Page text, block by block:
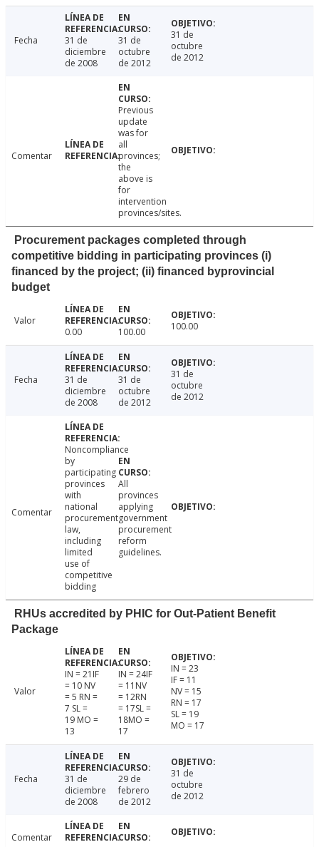
Fecha
31 de
diciembre
de 2008
31 de
octubre
de 2012
31 de
octubre
de 2012
Comentar
Previous
update
was for
all
provinces;
the
above is
for
intervention
provinces/sites.
Procurement packages completed through
competitive bidding in participating provinces (i)
financed by the project; (ii) financed byprovincial
budget
Valor
0.00
100.00 100.00
Fecha
31 de
diciembre
de 2008
31 de
octubre
de 2012
31 de
octubre
de 2012
Comentar
Noncompliance
by
participating
provinces
with
national
procurement
law,
including
limited
use of
competitive
bidding
All
provinces
applying
government
procurement
reform
guidelines.
RHUs accredited by PHIC for Out-Patient Benefit
Package
Valor
IN = 21IF
= 10 NV
= 5 RN =
7 SL =
19 MO =
13
IN = 24IF
= 11NV
= 12RN
= 17SL =
18MO =
17
IN = 23
IF = 11
NV = 15
RN = 17
SL = 19
MO = 17
Fecha
31 de
diciembre
de 2008
29 de
febrero
de 2012
31 de
octubre
de 2012
Comentar